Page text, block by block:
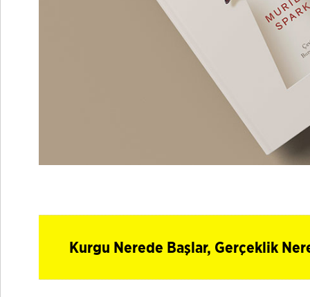
Kurgu Nerede Başlar, Gerçeklik